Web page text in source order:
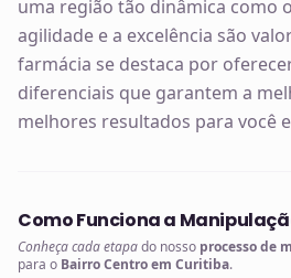
uma região tão dinâmica como
agilidade e a excelência são
farmácia se destaca por
diferenciais que garantem a
melhores resultados para você
Como Funciona a
Conheça cada etapado nosso processo de
para o Bairro Centro em Curitiba.